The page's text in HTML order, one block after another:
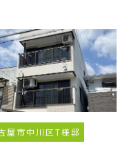
屋市中川区T様邸